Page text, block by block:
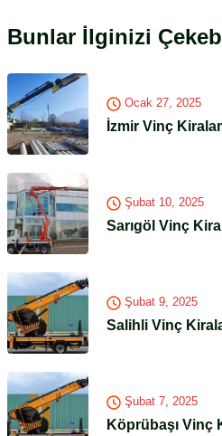
Bunlar İlginizi
Ocak 27, 2025
İzmir Vinç
Şubat 10, 2025
Sarıgöl Vinç
Şubat 9, 2025
Salihli Vinç
Şubat 7, 2025
Köprübaşı Vinç